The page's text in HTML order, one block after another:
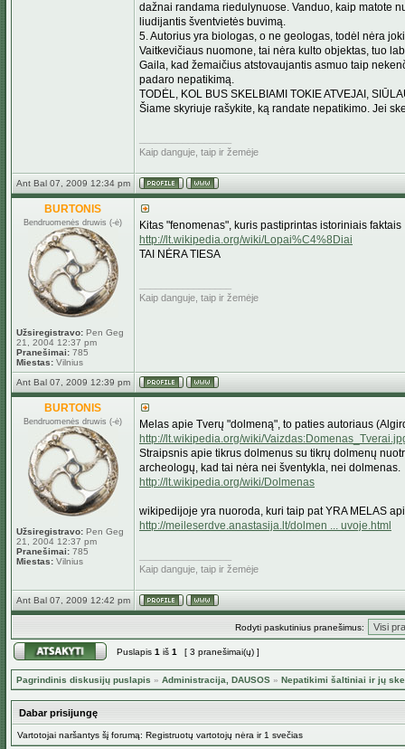
dažnai randama riedulynuose. Vanduo, kaip matote
liudijantis šventvietės buvimą.
5. Autorius yra biologas, o ne geologas, todėl nėra
Vaitkevičiaus nuomone, tai nėra kulto objektas, tuo
Gaila, kad žemaičius atstovaujantis asmuo taip
padaro nepatikimą.
TODĖL, KOL BUS SKELBIAMI TOKIE ATVEJAI,
Šiame skyriuje rašykite, ką randate nepatikimo. Jei
Kaip danguje, taip ir žemėje
Ant Bal 07, 2009 12:34 pm
BURTONIS
Bendruomenės druwis (-ė)
Užsiregistravo: Pen Geg
21, 2004 12:37 pm
Pranešimai: 785
Miestas: Vilnius
Kitas "fenomenas", kuris pastiprintas istoriniais faktais
http://lt.wikipedia.org/wiki/Lopai%C4%8Diai
TAI NĖRA TIESA
Kaip danguje, taip ir žemėje
Ant Bal 07, 2009 12:39 pm
BURTONIS
Bendruomenės druwis (-ė)
Užsiregistravo: Pen Geg
21, 2004 12:37 pm
Pranešimai: 785
Miestas: Vilnius
Melas apie Tverų "dolmeną", to paties autoriaus
http://lt.wikipedia.org/wiki/
Straipsnis apie tikrus dolmenus su tikrų dolmenų
archeologų, kad tai nėra nei šventykla, nei dolmenas.
http://lt.wikipedia.org/wiki/Dolmenas
wikipedijoje yra nuoroda, kuri taip pat YRA MELAS
http://meileserdve.anastasija.lt/dolmen ... uvoje.html
Kaip danguje, taip ir žemėje
Ant Bal 07, 2009 12:42 pm
Rodyti paskutinius pranešimus:
Puslapis 1 iš 1 [ 3 pranešimai(ų) ]
Pagrindinis diskusijų puslapis » Administracija, DAUSOS » Nepatikimi šaltiniai ir jų
Dabar prisijungę
Vartotojai naršantys šį forumą: Registruotų vartotojų nėra ir 1 svečias